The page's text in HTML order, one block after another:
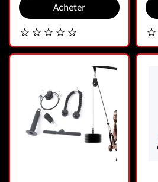
Acheter